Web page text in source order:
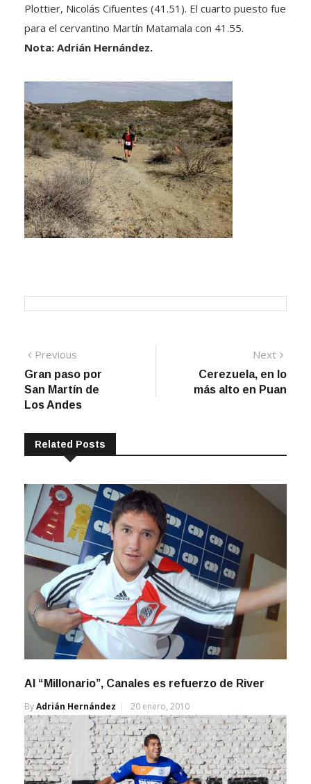
Plottier, Nicolás Cifuentes (41.51). El cuarto puesto fue
para el cervantino Martín Matamala con 41.55.
Nota: Adrián Hernández.
Navegación
de
entradas
Previous
post:
Gran paso por
San Martín de
Los Andes
Next
post:
Cerezuela, en lo
más alto en Puan
Related Posts
Al “Millonario”, Canales es refuerzo de River
ByAdrián Hernández 20 enero, 2010